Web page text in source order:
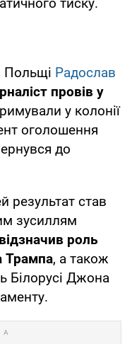
Польщі Радослав
провів у
у колонії
оголошення
до
результат став
зусиллям
роль
Трампа, а також
Білорусі Джона